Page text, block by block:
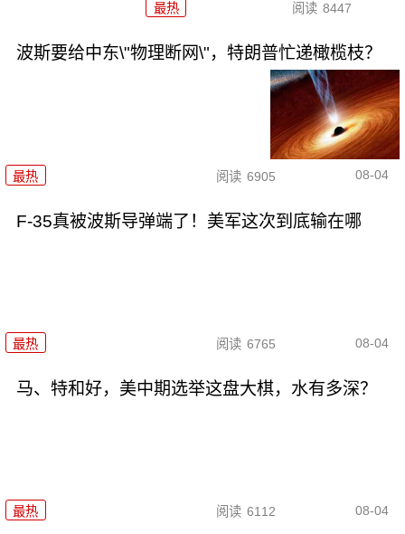
最热 阅读 8447
波斯要给中东\"物理断网\"，特朗普忙递橄榄枝？
最热 阅读 6905 08-04
F-35真被波斯导弹端了！美军这次到底输在哪
最热 阅读 6765 08-04
马、特和好，美中期选举这盘大棋，水有多深？
最热 阅读 6112 08-04